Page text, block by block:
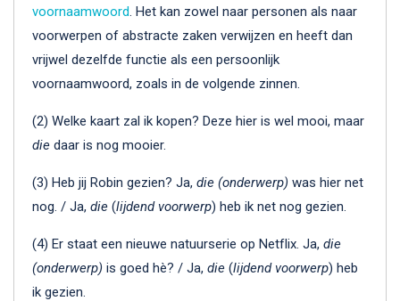
voornaamwoord. Het kan zowel naar personen als naar
voorwerpen of abstracte zaken verwijzen en heeft dan
vrijwel dezelfde functie als een persoonlijk
voornaamwoord, zoals in de volgende zinnen.
(2) Welke kaart zal ik kopen? Deze hier is wel mooi, maar
die daar is nog mooier.
(3) Heb jij Robin gezien? Ja, die (onderwerp) was hier net
nog. / Ja, die (lijdend voorwerp) heb ik net nog gezien.
(4) Er staat een nieuwe natuurserie op Netflix. Ja, die
(onderwerp) is goed hè? / Ja, die (lijdend voorwerp) heb
ik gezien.